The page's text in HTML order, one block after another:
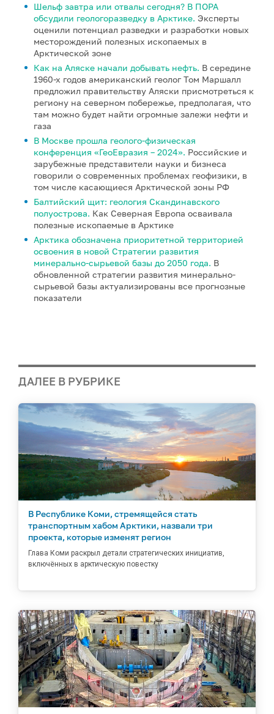
Шельф завтра или отвалы сегодня? В ПОРА
обсудили геологоразведку в Арктике. Эксперты
оценили потенциал разведки и разработки новых
месторождений полезных ископаемых в
Арктической зоне
Как на Аляске начали добывать нефть. В середине
1960-х годов американский геолог Том Маршалл
предложил правительству Аляски присмотреться к
региону на северном побережье, предполагая, что
там можно будет найти огромные залежи нефти и
газа
В Москве прошла геолого-физическая
конференция «ГеоЕвразия – 2024». Российские и
зарубежные представители науки и бизнеса
говорили о современных проблемах геофизики, в
том числе касающиеся Арктической зоны РФ
Балтийский щит: геология Скандинавского
полуострова. Как Северная Европа осваивала
полезные ископаемые в Арктике
Арктика обозначена приоритетной территорией
освоения в новой Стратегии развития
минерально-сырьевой базы до 2050 года. В
обновленной стратегии развития минерально-
сырьевой базы актуализированы все прогнозные
показатели
ДАЛЕЕ В РУБРИКЕ
В Республике Коми, стремящейся стать
транспортным хабом Арктики, назвали три
проекта, которые изменят регион
Глава Коми раскрыл детали стратегических инициатив,
включённых в арктическую повестку